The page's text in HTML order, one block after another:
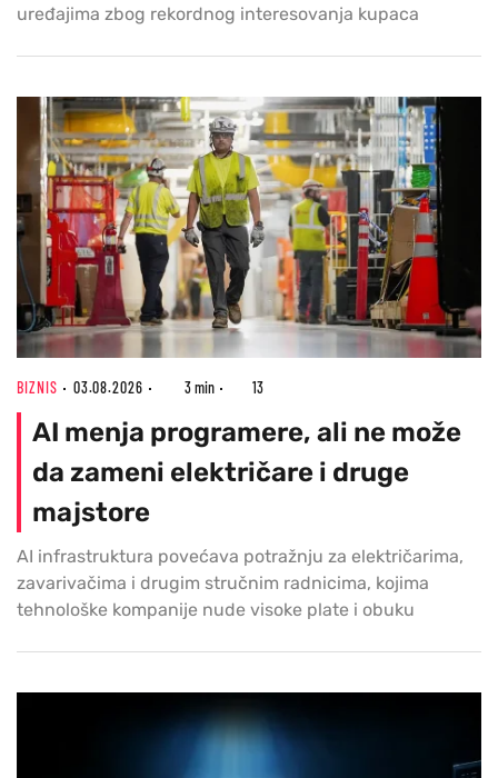
uređajima zbog rekordnog interesovanja kupaca
BIZNIS 03.08.2026 3 min 13
AI menja programere, ali ne može
da zameni električare i druge
majstore
AI infrastruktura povećava potražnju za električarima,
zavarivačima i drugim stručnim radnicima, kojima
tehnološke kompanije nude visoke plate i obuku